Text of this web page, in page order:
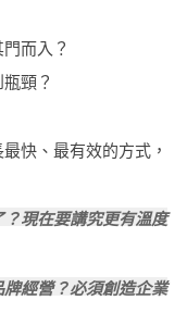
而入？
瓶頸？
快、最有效的方式，
現在要講究更有溫度
經營？必須創造企業